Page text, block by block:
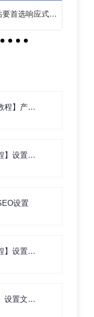
首选响应式网
程】产
】设置栏
设置
】设置水
设置文章